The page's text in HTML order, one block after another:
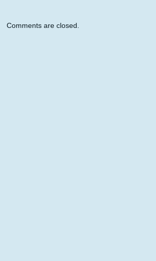
Comments are closed.